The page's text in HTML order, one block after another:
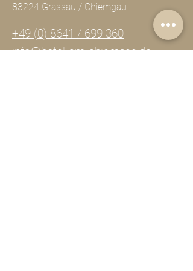
83224 Grassau / Chiemgau
+49 (0) 8641 / 699 360
info@hotel-am-chiemsee.de